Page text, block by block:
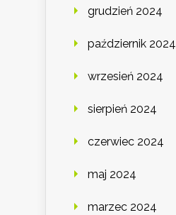
grudzień 2024
październik 2024
wrzesień 2024
sierpień 2024
czerwiec 2024
maj 2024
marzec 2024